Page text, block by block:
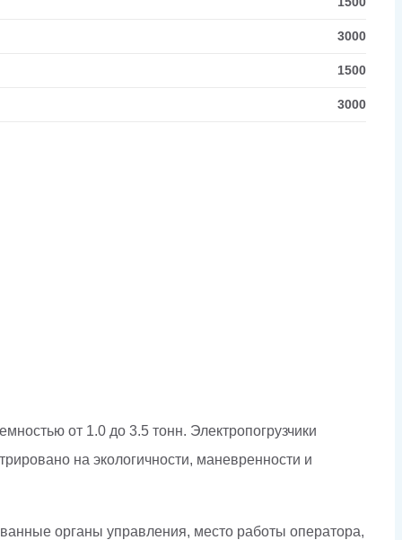
3000
1500
3000
от 1.0 до 3.5 тонн. Электропогрузчики
на экологичности, маневренности и
органы управления, место работы оператора,